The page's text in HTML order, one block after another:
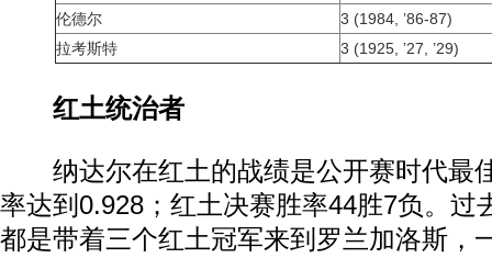
伦德尔
3 (1984, ’86-87)
拉考斯特
3 (1925, ’27, ’29)
红土统治者
纳达尔在红土的战绩是公开赛时代最
率达到0.928；红土决赛胜率44胜7负。过
都是带着三个红土冠军来到罗兰加洛斯，